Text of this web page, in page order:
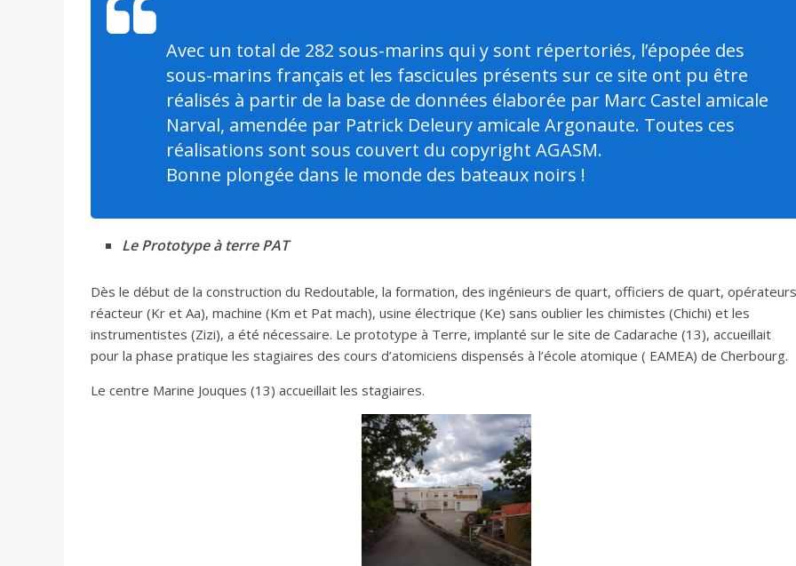
Avec un total de 282 sous-marins qui y sont répertoriés, l’épopée des
sous-marins français et les fascicules présents sur ce site ont pu être
réalisés à partir de la base de données élaborée par Marc Castel amicale
Narval, amendée par Patrick Deleury amicale Argonaute. Toutes ces
réalisations sont sous couvert du copyright AGASM.
Bonne plongée dans le monde des bateaux noirs !
Le Prototype à terre PAT
Dès le début de la construction du Redoutable, la formation, des ingénieurs de quart, officiers de quart, opérateurs
réacteur (Kr et Aa), machine (Km et Pat mach), usine électrique (Ke) sans oublier les chimistes (Chichi) et les
instrumentistes (Zizi), a été nécessaire. Le prototype à Terre, implanté sur le site de Cadarache (13), accueillait
pour la phase pratique les stagiaires des cours d’atomiciens dispensés à l’école atomique ( EAMEA) de Cherbourg.
Le centre Marine Jouques (13) accueillait les stagiaires.